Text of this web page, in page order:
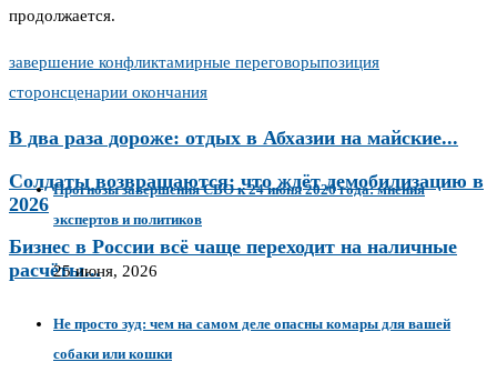
продолжается.
завершение конфликтамирные переговорыпозиция
сторонсценарии окончания
В два раза дороже: отдых в Абхазии на майские...
Солдаты возвращаются: что ждёт демобилизацию в
2026
Бизнес в России всё чаще переходит на наличные
расчёты...
Прогнозы завершения СВО к 24 июня 2026 года: мнения
экспертов и политиков
25 июня, 2026
Не просто зуд: чем на самом деле опасны комары для вашей
собаки или кошки